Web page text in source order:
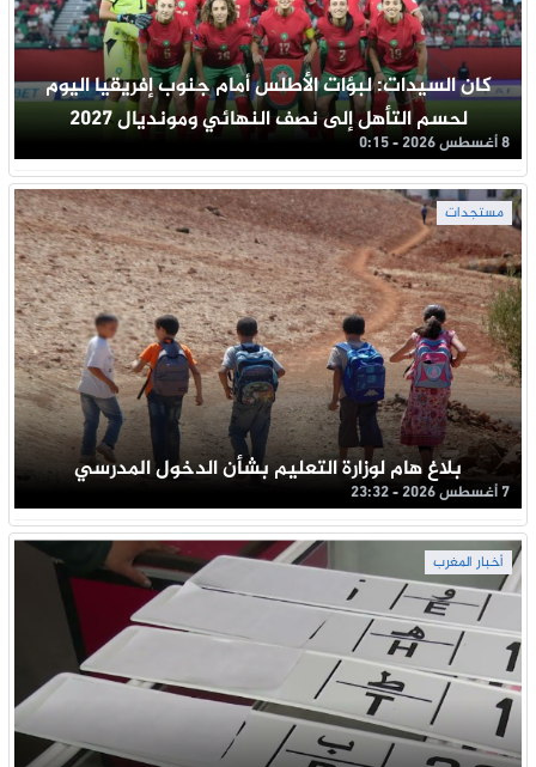
كان السيدات: لبؤات الأطلس أمام جنوب إفريقيا اليوم
لحسم التأهل إلى نصف النهائي ومونديال 2027
8 أغسطس 2026 - 0:15
مستجدات
بلاغ هام لوزارة التعليم بشأن الدخول المدرسي
7 أغسطس 2026 - 23:32
أخبار المغرب